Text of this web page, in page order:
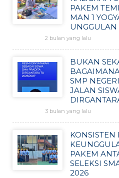
PAKEM
MAN 1
UNGGULAN
2 bulan yang lalu
BUKAN
SMP
JALAN
3 bulan yang lalu
KONSISTEN
PAKEM
SELEKSI
2026